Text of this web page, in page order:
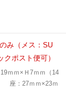
み（メス：SU
ポスト便可）
ｍｍ×Ｈ7ｍｍ（14
座：27ｍｍ×23ｍ